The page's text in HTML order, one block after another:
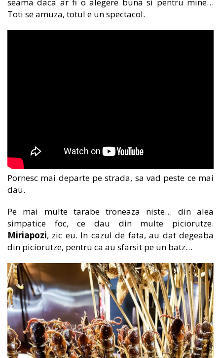
Toti se amuza, totul e un spectacol.
Pornesc mai departe pe strada, sa vad peste ce mai
dau.
Pe mai multe tarabe troneaza niste… din alea
simpatice foc, ce dau din multe piciorutze.
Miriapozi, zic eu. In cazul de fata, au dat degeaba
din piciorutze, pentru ca au sfarsit pe un batz…